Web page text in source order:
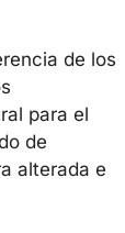
de los
para el
de
alterada e